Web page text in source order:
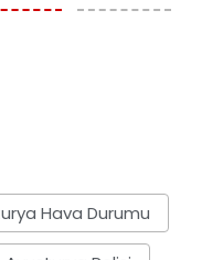
Hava Durumu